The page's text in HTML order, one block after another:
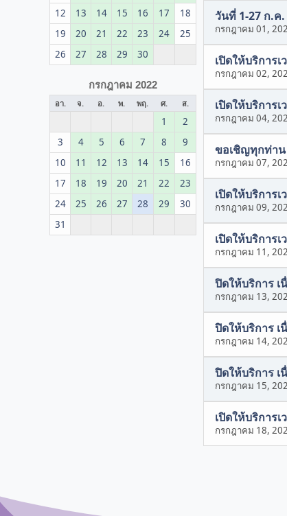
12
13 14 15 16 17
18
19
20 21 22 23 24
25
26
27 28 29 30
กรกฎาคม 2022
อา. จ. อ. พ. พฤ. ศ. ส.
1
2
3
4 5 6 7 8
9
10
11 12 13 14 15
16
17
18 19 20 21 22
23
24
25 26 27 28 29
30
31
วันที่ 1-27 ก.ค
กรกฎาคม 01,
เปิดให้บริการ
กรกฎาคม 02,
เปิดให้บริการ
กรกฎาคม 04,
ขอเชิญทุกท่าน
กรกฎาคม 07,
เปิดให้บริการ
กรกฎาคม 09,
เปิดให้บริการ
กรกฎาคม 11,
ปิดให้บริการ
กรกฎาคม 13,
ปิดให้บริการ เ
กรกฎาคม 14,
ปิดให้บริการ
กรกฎาคม 15,
เปิดให้บริการ
กรกฎาคม 18,